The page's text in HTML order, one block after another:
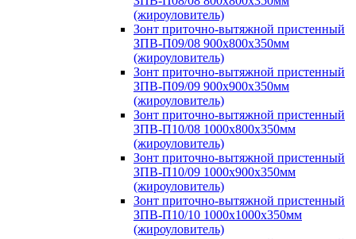
(жироуловитель)
Зонт приточно-вытяжной пристенный
ЗПВ-П09/08 900х800х350мм
(жироуловитель)
Зонт приточно-вытяжной пристенный
ЗПВ-П09/09 900х900х350мм
(жироуловитель)
Зонт приточно-вытяжной пристенный
ЗПВ-П10/08 1000х800х350мм
(жироуловитель)
Зонт приточно-вытяжной пристенный
ЗПВ-П10/09 1000х900х350мм
(жироуловитель)
Зонт приточно-вытяжной пристенный
ЗПВ-П10/10 1000х1000х350мм
(жироуловитель)